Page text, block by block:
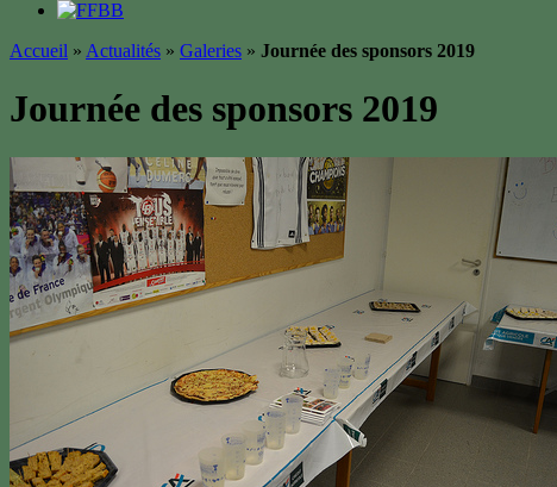
Accueil » Actualités » Galeries » Journée des sponsors 2019
Journée des sponsors 2019